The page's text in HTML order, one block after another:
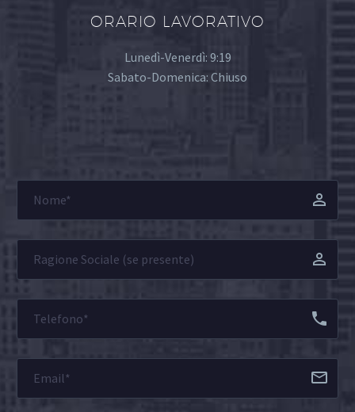
ORARIO LAVORATIVO
Lunedì-Venerdì: 9:19
Sabato-Domenica: Chiuso